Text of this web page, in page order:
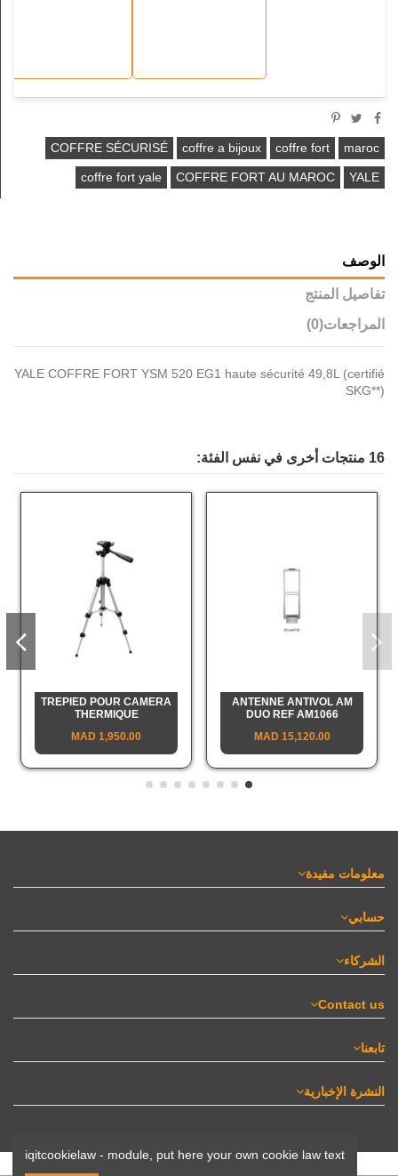
maroc
coffre fort
coffre a bijoux
COFFRE SÉCURISÉ
YALE
COFFRE FORT AU MAROC
coffre fort yale
الوصف
تفاصيل المنتج
المراجعات(0)
YALE COFFRE FORT YSM 520 EG1 haute sécurité 49,8L (certifié
SKG**)
16 منتجات أخرى في نفس الفئة:
ANTENNE ANTIVOL AM
DUO REF AM1066
15,120.00 MAD
TREPIED POUR CAMERA
THERMIQUE
1,950.00 MAD
معلومات مفيدة
حسابي
الشركاء
Contact us
تابعنا
النشرة الإخبارية
iqitcookielaw - module, put here your own cookie law text